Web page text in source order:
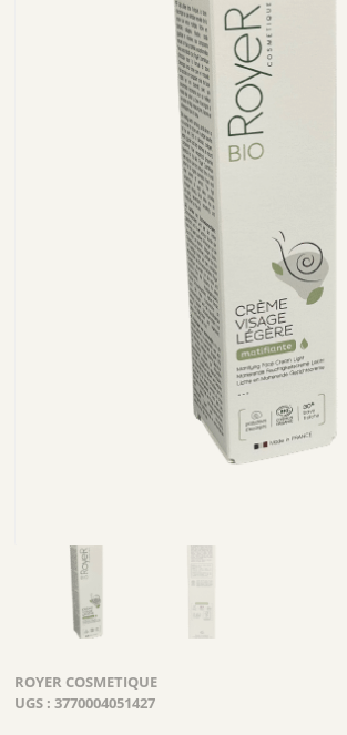
ROYER COSMETIQUE
UGS :3770004051427